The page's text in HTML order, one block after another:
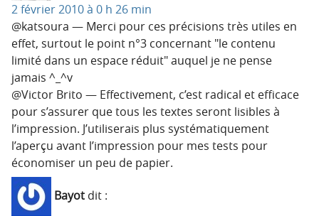
2 février 2010 à 0 h 26 min
@katsoura — Merci pour ces précisions très utiles en
effet, surtout le point n°3 concernant le contenu
limité dans un espace réduit auquel je ne pense
jamais ^_^v
@Victor Brito — Effectivement, c’est radical et efficace
pour s’assurer que tous les textes seront lisibles à
l’impression. J’utiliserais plus systématiquement
l’aperçu avant l’impression pour mes tests pour
économiser un peu de papier.
Bayot dit :